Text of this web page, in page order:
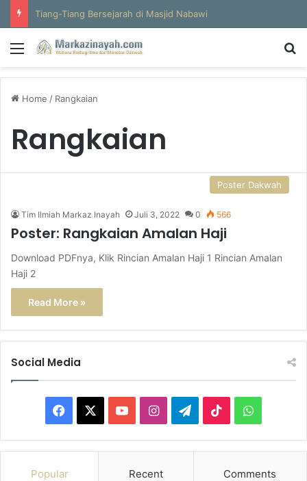
Tiang-Tiang Bersejarah di Masjid Nabawi
Menu
Home / Rangkaian
Rangkaian
Poster Dakwah
Tim Ilmiah Markaz Inayah Juli 3, 2022 0 566
Poster: Rangkaian Amalan Haji
Download PDFnya, Klik Rincian Amalan Haji 1 Rincian Amalan
Haji 2
Read More »
Social Media
a
o
I
n
e
i
W
h
Popular Recent Comments